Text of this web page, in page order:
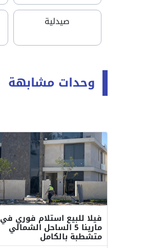
صيدلية
وحدات مشابهة
فيلا للبيع استلام فوري في
مارينا 5 الساحل الشمالي
متشطبة بالكامل